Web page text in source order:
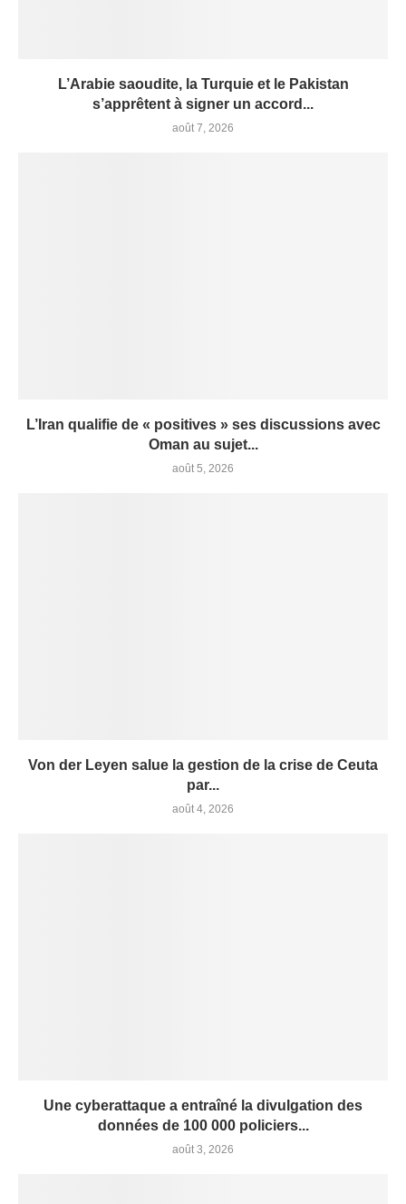
L’Arabie saoudite, la Turquie et le Pakistan
s’apprêtent à signer un accord...
août 7, 2026
L’Iran qualifie de « positives » ses discussions avec
Oman au sujet...
août 5, 2026
Von der Leyen salue la gestion de la crise de Ceuta
par...
août 4, 2026
Une cyberattaque a entraîné la divulgation des
données de 100 000 policiers...
août 3, 2026